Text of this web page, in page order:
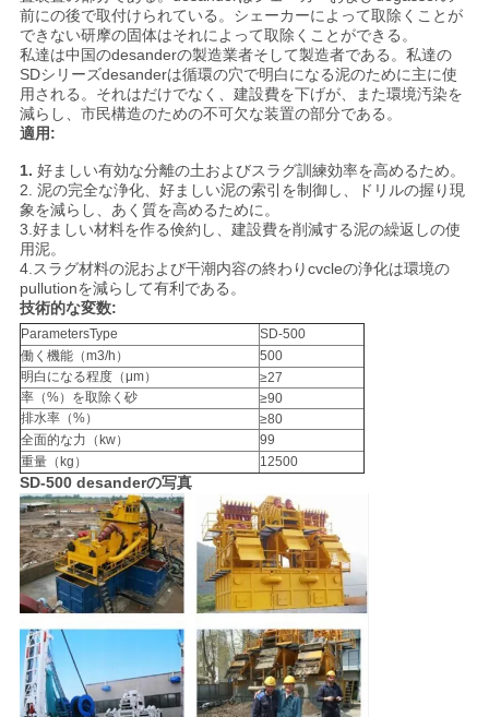
連
絡
し
な
さ
い
今
す
ぐ
チ
ャ
ッ
ト
COMPANY
NEWS
前にの後で取付けられている。シェーカーによって取除くことが
できない研摩の固体はそれによって取除くことができる。
私達は中国のdesanderの製造業者そして製造者である。私達の
SDシリーズdesanderは循環の穴で明白になる泥のために主に使
用される。それはだけでなく、建設費を下げが、また環境汚染を
減らし、市民構造のための不可欠な装置の部分である。
適用:
1. 好ましい有効な分離の土およびスラグ訓練効率を高めるため。
2. 泥の完全な浄化、好ましい泥の索引を制御し、ドリルの握り現
象を減らし、あく質を高めるために。
3.好ましい材料を作る倹約し、建設費を削減する泥の繰返しの使
用泥。
4.スラグ材料の泥および干潮内容の終わりcvcleの浄化は環境の
pullutionを減らして有利である。
技術的な変数:
ParametersType
SD-500
働く機能（m3/h）
500
明白になる程度（μm）
≥27
率（%）を取除く砂
≥90
排水率（%）
≥80
全面的な力（kw）
99
重量（kg）
12500
SD-500 desanderの写真